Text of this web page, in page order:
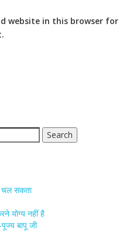
website in this browser for
चल सकता
योग्य नहीं है
बापू जी